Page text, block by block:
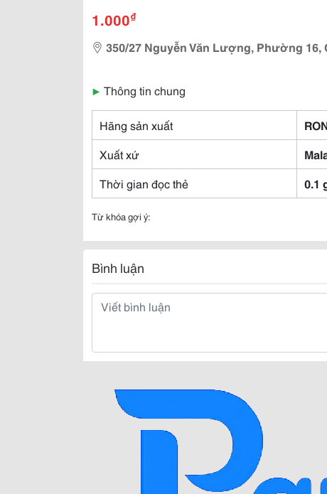
1.000₫
350/27 Nguyễn Văn Lượng, Phường 16,
▶ Thông tin chung
Hãng sản xuất
Xuất xứ
Thời gian đọc thẻ
0.1
Từ khóa gợi ý:
Bình luận